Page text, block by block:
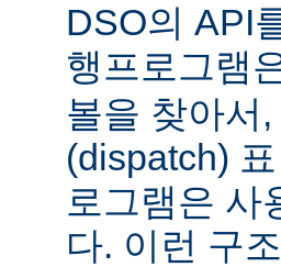
DSO의 API
행프로그램
볼을 찾아서
(dispatch) 표
로그램은 사
다. 이런 구